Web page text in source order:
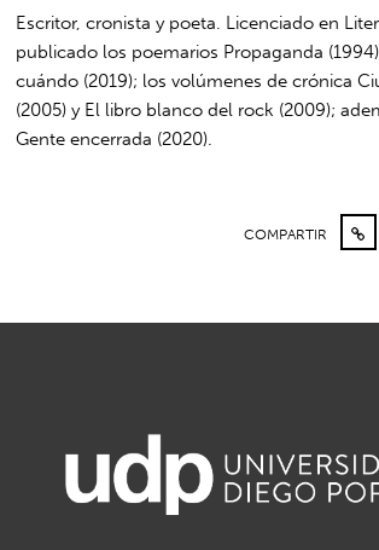
Escritor, cronista y poeta. Licenciado en
publicado los poemarios Propaganda
cuándo (2019); los volúmenes de crónica
(2005) y El libro blanco del rock (2009);
Gente encerrada (2020).
COMPARTIR